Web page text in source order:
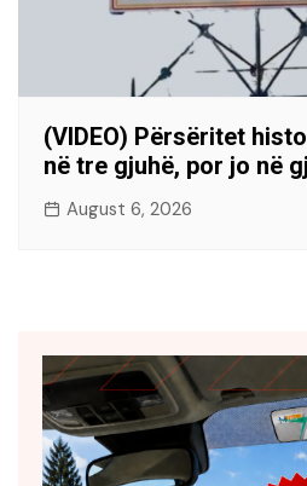
(VIDEO) Përsëritet
në tre gjuhë, por jo në
August 6, 2026